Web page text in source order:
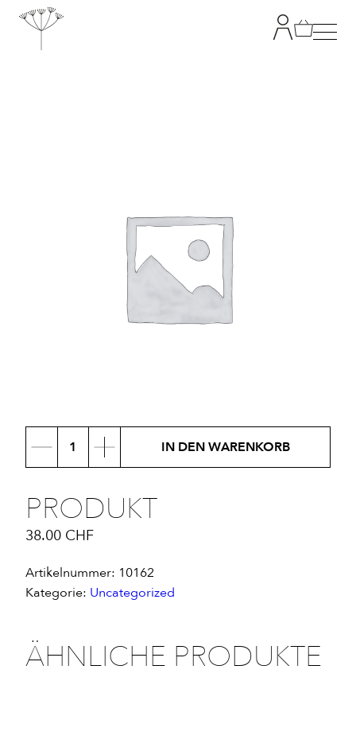
IN DEN WARENKORB
PRODUKT
38.00 CHF
Artikelnummer: 10162
Kategorie: Uncategorized
ÄHNLICHE PRODUKTE